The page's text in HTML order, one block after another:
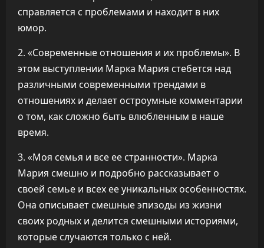
справляется с проблемами и находит в них
юмор.
2. «Современные отношения и их проблемы». В
этом выступлении Марка Мария стебется над
различными современными трендами в
отношениях и делает остроумные комментарии
о том, как сложно быть влюбленным в наше
время.
3. «Моя семья и все ее странности». Марка
Мария смешно и подробно рассказывает о
своей семье и всех ее уникальных особенностях.
Она описывает смешные эпизоды из жизни
своих родных и делится смешными историями,
которые случаются только с ней.